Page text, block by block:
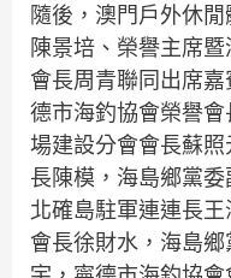
隨後，澳門戶外休
陳景培、榮譽主席
會長周青聯同出席
德市海釣協會榮譽
場建設分會會長蘇
長陳模，海島鄉黨
北確島駐軍連連長
會長徐財水，海島